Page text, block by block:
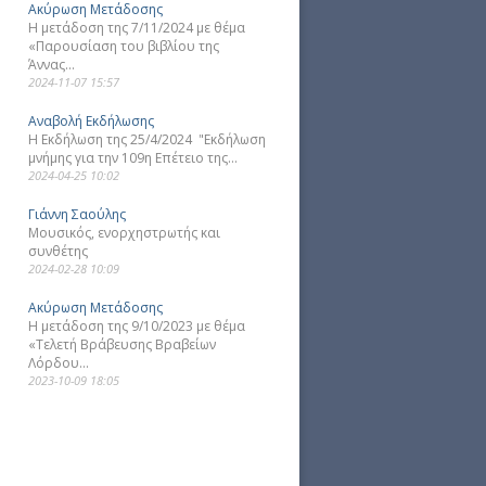
Ακύρωση Μετάδοσης
Η μετάδοση της 7/11/2024 με θέμα
«Παρουσίαση του βιβλίου της
Άννας...
2024-11-07 15:57
Αναβολή Εκδήλωσης
Η Εκδήλωση της 25/4/2024 "Εκδήλωση
μνήμης για την 109η Επέτειο της...
2024-04-25 10:02
Γιάννη Σαούλης
Μουσικός, ενορχηστρωτής και
συνθέτης
2024-02-28 10:09
Ακύρωση Μετάδοσης
Η μετάδοση της 9/10/2023 με θέμα
«Τελετή Βράβευσης Βραβείων
Λόρδου...
2023-10-09 18:05